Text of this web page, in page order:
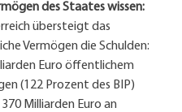
des Staates wissen:
übersteigt das
Vermögen die Schulden:
Euro öffentlichem
(122 Prozent des BIP)
Milliarden Euro an